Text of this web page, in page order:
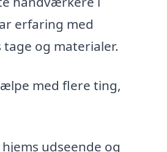
erfaring med
og materialer.
med flere ting,
udseende og